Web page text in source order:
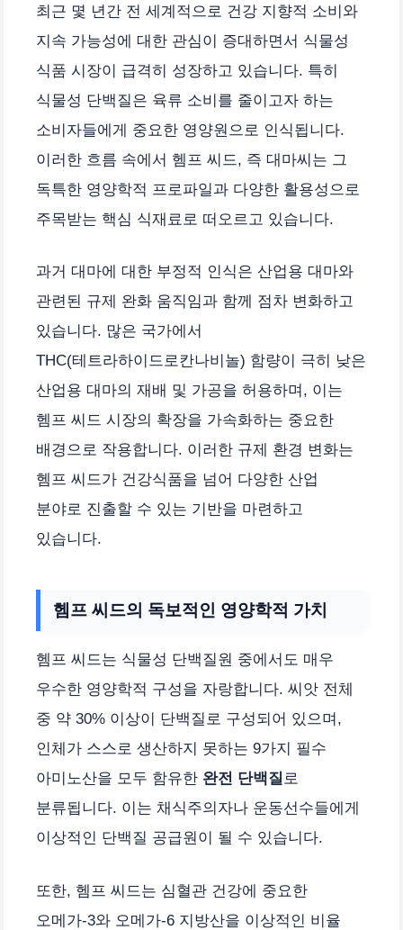
최근 몇 년간 전 세계적으로 건강 지향적 소비와
지속 가능성에 대한 관심이 증대하면서 식물성
식품 시장이 급격히 성장하고 있습니다. 특히
식물성 단백질은 육류 소비를 줄이고자 하는
소비자들에게 중요한 영양원으로 인식됩니다.
이러한 흐름 속에서 헴프 씨드, 즉 대마씨는 그
독특한 영양학적 프로파일과 다양한 활용성으로
주목받는 핵심 식재료로 떠오르고 있습니다.
과거 대마에 대한 부정적 인식은 산업용 대마와
관련된 규제 완화 움직임과 함께 점차 변화하고
있습니다. 많은 국가에서
THC(테트라하이드로칸나비놀) 함량이 극히 낮은
산업용 대마의 재배 및 가공을 허용하며, 이는
헴프 씨드 시장의 확장을 가속화하는 중요한
배경으로 작용합니다. 이러한 규제 환경 변화는
헴프 씨드가 건강식품을 넘어 다양한 산업
분야로 진출할 수 있는 기반을 마련하고
있습니다.
헴프 씨드의 독보적인 영양학적 가치
헴프 씨드는 식물성 단백질원 중에서도 매우
우수한 영양학적 구성을 자랑합니다. 씨앗 전체
중 약 30% 이상이 단백질로 구성되어 있으며,
인체가 스스로 생산하지 못하는 9가지 필수
아미노산을 모두 함유한 완전 단백질로
분류됩니다. 이는 채식주의자나 운동선수들에게
이상적인 단백질 공급원이 될 수 있습니다.
또한, 헴프 씨드는 심혈관 건강에 중요한
오메가-3와 오메가-6 지방산을 이상적인 비율